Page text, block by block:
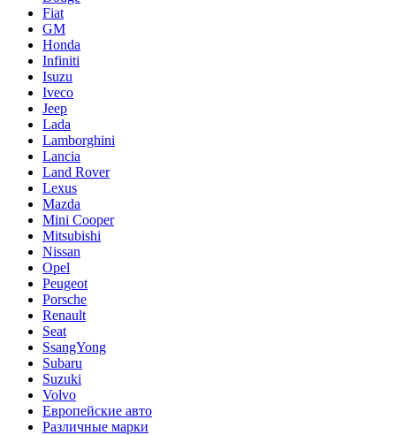
Fiat
GM
Honda
Infiniti
Isuzu
Iveco
Jeep
Lada
Lamborghini
Lancia
Land Rover
Lexus
Mazda
Mini Cooper
Mitsubishi
Nissan
Opel
Peugeot
Porsche
Renault
Seat
SsangYong
Subaru
Suzuki
Volvo
Европейские авто
Различные марки